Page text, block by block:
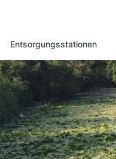
Entsorgungsstationen